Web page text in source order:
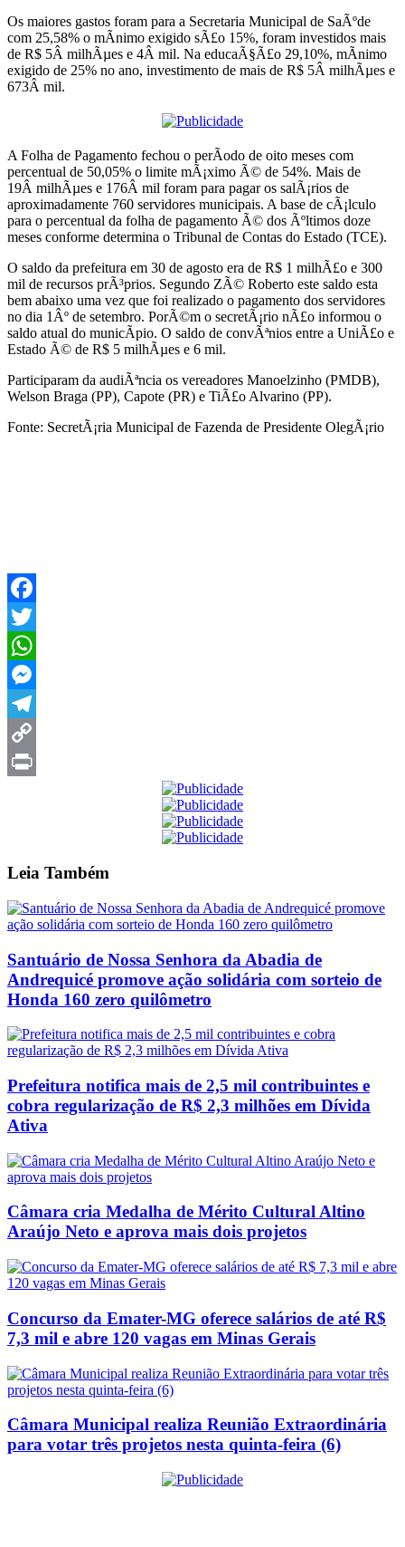
Os maiores gastos foram para a Secretaria Municipal de SaÃºde
com 25,58% o mÃ­nimo exigido sÃ£o 15%, foram investidos mais
de R$ 5Â milhÃµes e 4Â mil. Na educaÃ§Ã£o 29,10%, mÃ­nimo
exigido de 25% no ano, investimento de mais de R$ 5Â milhÃµes e
673Â mil.
A Folha de Pagamento fechou o perÃ­odo de oito meses com
percentual de 50,05% o limite mÃ¡ximo Ã© de 54%. Mais de
19Â milhÃµes e 176Â mil foram para pagar os salÃ¡rios de
aproximadamente 760 servidores municipais. A base de cÃ¡lculo
para o percentual da folha de pagamento Ã© dos Ãºltimos doze
meses conforme determina o Tribunal de Contas do Estado (TCE).
O saldo da prefeitura em 30 de agosto era de R$ 1 milhÃ£o e 300
mil de recursos prÃ³prios. Segundo ZÃ© Roberto este saldo esta
bem abaixo uma vez que foi realizado o pagamento dos servidores
no dia 1Âº de setembro. PorÃ©m o secretÃ¡rio nÃ£o informou o
saldo atual do municÃ­pio. O saldo de convÃªnios entre a UniÃ£o e
Estado Ã© de R$ 5 milhÃµes e 6 mil.
Participaram da audiÃªncia os vereadores Manoelzinho (PMDB),
Welson Braga (PP), Capote (PR) e TiÃ£o Alvarino (PP).
Fonte: SecretÃ¡ria Municipal de Fazenda de Presidente OlegÃ¡rio
Facebook
Twitter
WhatsApp
Messenger
Telegram
Copy
Leia Também
Santuário de Nossa Senhora da Abadia de
Andrequicé promove ação solidária com sorteio de
Honda 160 zero quilômetro
Prefeitura notifica mais de 2,5 mil contribuintes e
cobra regularização de R$ 2,3 milhões em Dívida
Ativa
Câmara cria Medalha de Mérito Cultural Altino
Araújo Neto e aprova mais dois projetos
Concurso da Emater-MG oferece salários de até R$
7,3 mil e abre 120 vagas em Minas Gerais
Câmara Municipal realiza Reunião Extraordinária
para votar três projetos nesta quinta-feira (6)